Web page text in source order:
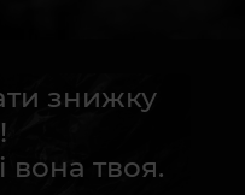
знижку
вона твоя.